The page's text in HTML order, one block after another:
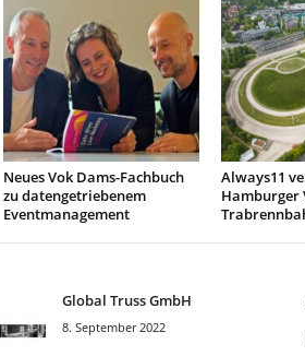
Neues Vok Dams-Fachbuch
zu datengetriebenem
Eventmanagement
Always11
Hamburger
Global Truss GmbH
8. September 2022